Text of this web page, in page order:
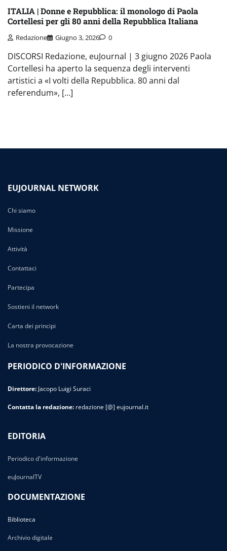
ITALIA | Donne e Repubblica: il monologo di Paola
Cortellesi per gli 80 anni della Repubblica Italiana
Redazione Giugno 3, 2026 0
DISCORSI Redazione, euJournal | 3 giugno 2026 Paola
Cortellesi ha aperto la sequenza degli interventi
artistici a «I volti della Repubblica. 80 anni dal
referendum», […]
EUJOURNAL NETWORK
Chi siamo
Missione
Attività
Contattaci
Partecipa
Sostieni il network
Carta dei principi
La nostra provocazione
PERIODICO D'INFORMAZIONE
Direttore:Jacopo Luigi Suraci
Contatta la redazione: redazione [@] eujournal.it
EDITORIA
Periodico d'informazione
euJournalTV
DOCUMENTAZIONE
Biblioteca
Archivio digitale